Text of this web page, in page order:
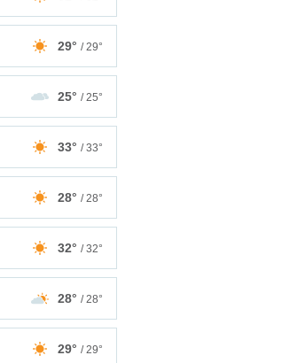
29° / 29°
25° / 25°
33° / 33°
28° / 28°
32° / 32°
28° / 28°
29° / 29°